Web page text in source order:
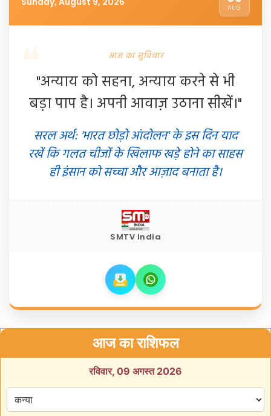
AUG
आज का सुविचार
"अन्याय को सहना, अन्याय करने से भी
बड़ा पाप है। अपनी आवाज़ उठाना सीखें।"
सरल अर्थ: 'भारत छोड़ो आंदोलन' के इस दिन याद
रखें कि गलत चीजों के खिलाफ खड़े होने का साहस
ही इंसान को सच्चा और आज़ाद बनाता है।
SMTV India
आज का राशिफल
रविवार, 09 अगस्त 2026